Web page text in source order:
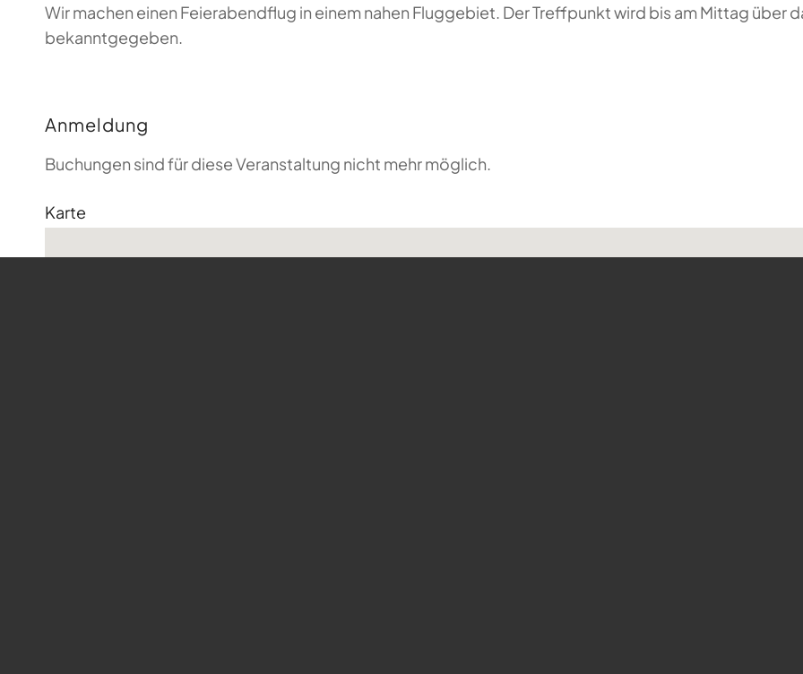
Wir machen einen Feierabendflug in einem nahen Fluggebiet. Der Treffpunkt wird bis am Mittag über
bekanntgegeben.
Anmeldung
Buchungen sind für diese Veranstaltung nicht mehr möglich.
Karte